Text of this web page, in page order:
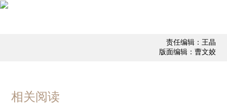
责任编辑：王晶
版面编辑：曹文姣
相关阅读